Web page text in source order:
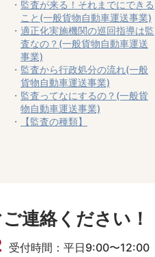
監査が来る！それまでにできる
こと(一般貨物自動車運送事業)
適正化実施機関の巡回指導は監
査なの？(一般貨物自動車運送
事業)
監査から行政処分の流れ(一般
貨物自動車運送事業)
監査ってなにするの？(一般貨
物自動車運送事業)
【監査の種類】
連絡ください！
受付時間：平日9:00〜12:00